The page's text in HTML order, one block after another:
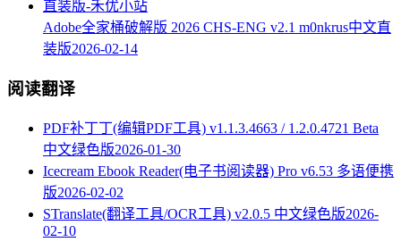
Adobe全家桶破解版 2026 CHS-ENG v2.1 m0nkrus中文直
装版2026-02-14
阅读翻译
PDF补丁丁(编辑PDF工具) v1.1.3.4663 / 1.2.0.4721 Beta
中文绿色版2026-01-30
Icecream Ebook Reader(电子书阅读器) Pro v6.53 多语便携
版2026-02-02
STranslate(翻译工具/OCR工具) v2.0.5 中文绿色版2026-
02-10